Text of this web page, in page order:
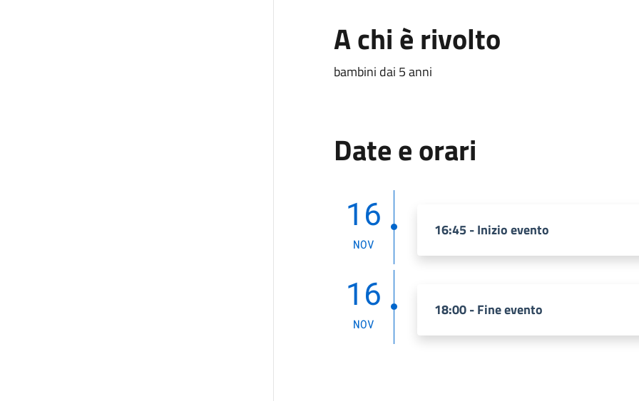
A chi è rivolto
bambini dai 5 anni
Date e orari
16
NOV
16:45 - Inizio evento
16
NOV
18:00 - Fine evento